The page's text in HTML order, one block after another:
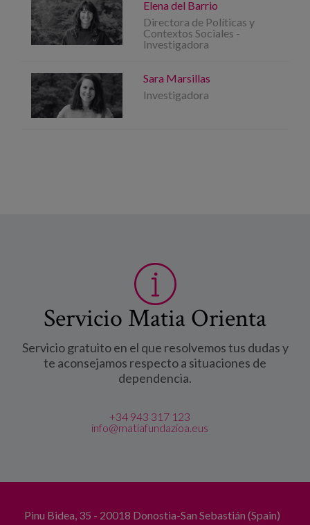
Elena del Barrio
Directora de Políticas y
Contextos Sociales -
Investigadora
Sara Marsillas
Investigadora
Servicio Matia Orienta
Servicio gratuito en el que resolvemos tus dudas y
te aconsejamos respecto a situaciones de
dependencia.
+34 943 317 123
info@matiafundazioa.eus
Pinu Bidea, 35 - 20018 Donostia-San Sebastián (Spain)